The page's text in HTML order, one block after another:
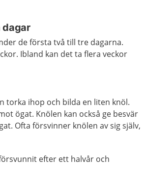
dagar
de första två till tre dagarna.
Ibland kan det ta flera veckor
torka ihop och bilda en liten knöl.
ögat. Knölen kan också ge besvär
Ofta försvinner knölen av sig själv,
efter ett halvår och